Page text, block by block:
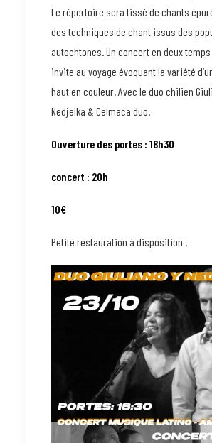
Le répertoire sera tissé de chants
des techniques de chant issus des
autochtones. Un concert en deux
invite au voyage évoquant la variété
haut en couleur. Avec le duo chilien
Nedjelka & Celmaca duo.
Ouverture des portes : 18h30
concert : 20h
10€
Petite restauration à disposition !